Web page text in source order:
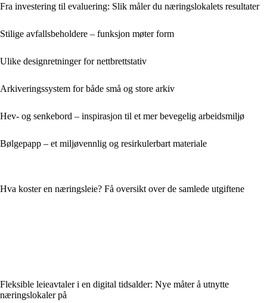
Fra investering til evaluering: Slik måler du næringslokalets resultater
Stilige avfallsbeholdere – funksjon møter form
Ulike designretninger for nettbrettstativ
Arkiveringssystem for både små og store arkiv
Hev- og senkebord – inspirasjon til et mer bevegelig arbeidsmiljø
Bølgepapp – et miljøvennlig og resirkulerbart materiale
Hva koster en næringsleie? Få oversikt over de samlede utgiftene
Fleksible leieavtaler i en digital tidsalder: Nye måter å utnytte
næringslokaler på